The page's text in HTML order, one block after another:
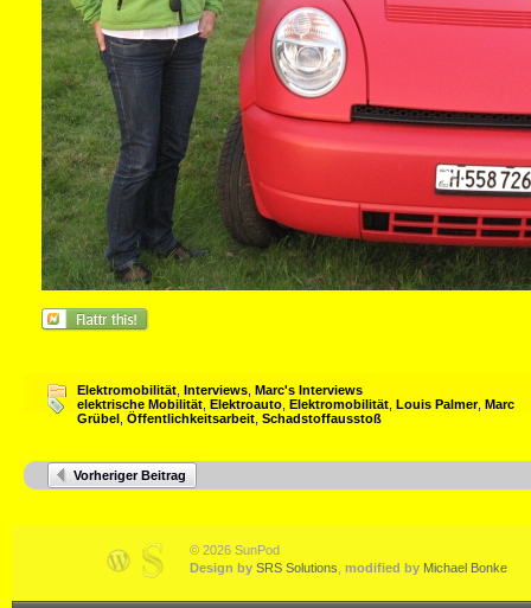
Elektromobilität Interviews Marc's Interviews
elektrische Mobilität Elektroauto Elektromobilität Louis Palmer, Marc
Grübel Öffentlichkeitsarbeit Schadstoffausstoß
Vorheriger Beitrag
© 2026 SunPod
Design by SRS Solutions modified by Michael Bonke